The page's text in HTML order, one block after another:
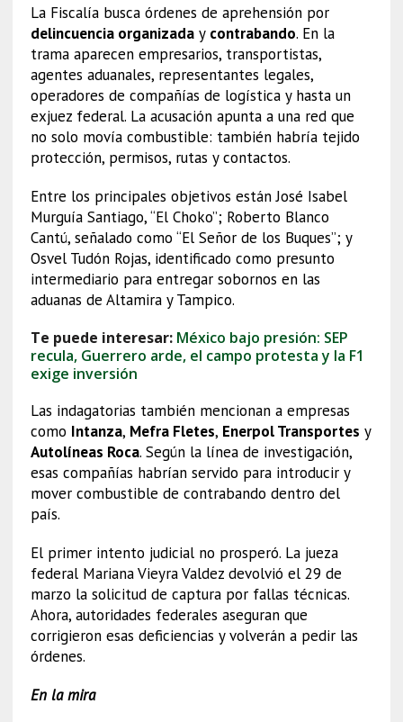
La Fiscalía busca órdenes de aprehensión por
delincuencia organizaday contrabando. En la
trama aparecen empresarios, transportistas,
agentes aduanales, representantes legales,
operadores de compañías de logística y hasta un
exjuez federal. La acusación apunta a una red que
no solo movía combustible: también habría tejido
protección, permisos, rutas y contactos.
Entre los principales objetivos están José Isabel
Murguía Santiago, “El Choko”; Roberto Blanco
Cantú, señalado como “El Señor de los Buques”; y
Osvel Tudón Rojas, identificado como presunto
intermediario para entregar sobornos en las
aduanas de Altamira y Tampico.
Te puede interesar: México bajo presión: SEP
recula, Guerrero arde, el campo protesta y la F1
exige inversión
Las indagatorias también mencionan a empresas
como Intanza, Mefra Fletes, Enerpol Transportes y
Autolíneas Roca. Según la línea de investigación,
esas compañías habrían servido para introducir y
mover combustible de contrabando dentro del
país.
El primer intento judicial no prosperó. La jueza
federal Mariana Vieyra Valdez devolvió el 29 de
marzo la solicitud de captura por fallas técnicas.
Ahora, autoridades federales aseguran que
corrigieron esas deficiencias y volverán a pedir las
órdenes.
En la mira